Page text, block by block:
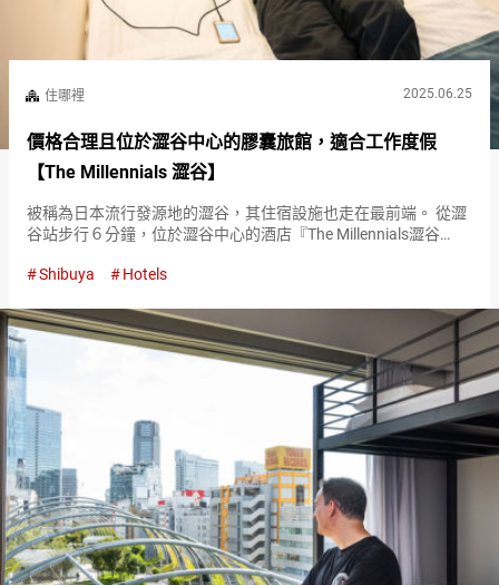
住哪裡 2025.06.25
價格合理且位於澀谷中心的膠囊旅館，適合工作度假
【The Millennials 澀谷】
被稱為日本流行發源地的澀谷，其住宿設施也走在最前端。 從澀
谷站步行６分鐘，位於澀谷中心的酒店『The Millennials澀谷
成社群的場所，並且兼具工作度…
Shibuya Hotels